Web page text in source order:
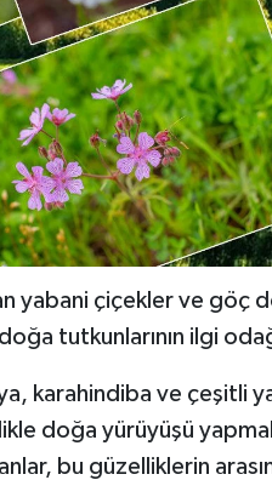
yabani çiçekler ve göç
tutkunlarının ilgi
karahindiba ve çeşitli
doğa yürüyüşü
bu güzelliklerin